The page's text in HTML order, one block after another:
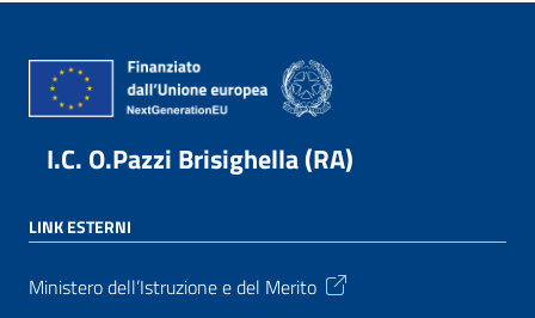
I.C. O.Pazzi Brisighella (RA)
LINK ESTERNI
Ministero dell’Istruzione e del Merito